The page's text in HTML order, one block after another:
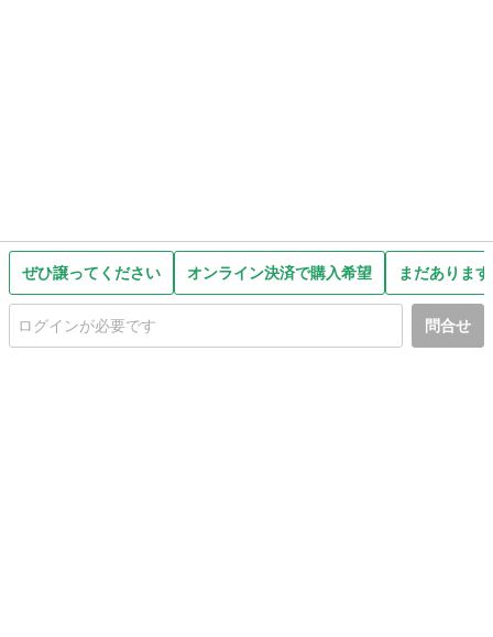
ぜひ譲ってください オンライン決済で購入希望 まだありま
問合せ